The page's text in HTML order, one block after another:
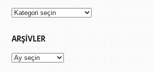
Kategoriler
ARŞIVLER
Arşivler